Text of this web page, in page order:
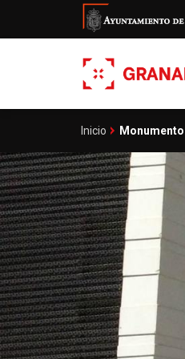
contenido
Sobrescribir
enlaces
de
ayuda
a
la
navegación
Inicio Monumento